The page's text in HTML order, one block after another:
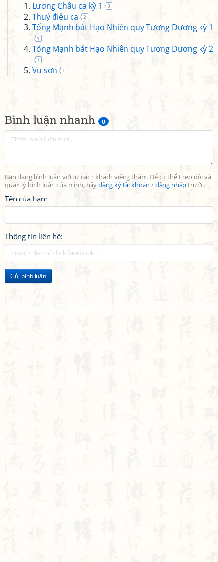
Bình luận nhanh 0
Bạn đang bình luận với tư cách khách viếng thăm. Để có thể theo dõi và
quản lý bình luận của mình, hãyđăng ký tài khoản /đăng nhậptrước.
Tên của bạn:
Thông tin liên hệ:
Gửi bình luận
Lương Châu ca kỳ 1 3
Thuỷ điệu ca 2
Tống Mạnh bát Hạo Nhiên quy Tương Dương kỳ 1
1
Tống Mạnh bát Hạo Nhiên quy Tương Dương kỳ 2
1
Vu sơn 1